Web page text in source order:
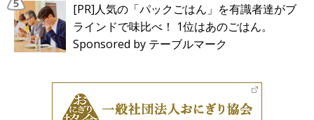
[PR]人気の「パックごはん」を有識者達がブ
ラインドで味比べ！ 1位はあのごはん。
Sponsored by テーブルマーク